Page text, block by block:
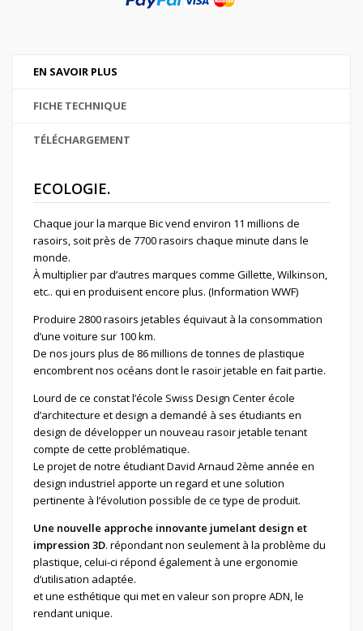
EN SAVOIR PLUS
FICHE TECHNIQUE
TÉLÉCHARGEMENT
ECOLOGIE.
Chaque jour la marque Bic vend environ 11 millions de
rasoirs, soit près de 7700 rasoirs chaque minute dans le
monde.
À multiplier par d’autres marques comme Gillette, Wilkinson,
etc.. qui en produisent encore plus. (Information WWF)
Produire 2800 rasoirs jetables équivaut à la consommation
d’une voiture sur 100 km.
De nos jours plus de 86 millions de tonnes de plastique
encombrent nos océans dont le rasoir jetable en fait partie.
Lourd de ce constat l’école Swiss Design Center école
d’architecture et design a demandé à ses étudiants en
design de développer un nouveau rasoir jetable tenant
compte de cette problématique.
Le projet de notre étudiant David Arnaud 2ème année en
design industriel apporte un regard et une solution
pertinente à l’évolution possible de ce type de produit.
Une nouvelle approche innovante jumelant design et
impression 3D. répondant non seulement à la problème du
plastique, celui-ci répond également à une ergonomie
d’utilisation adaptée.
et une esthétique qui met en valeur son propre ADN, le
rendant unique.